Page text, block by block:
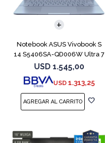
Notebook ASUS Vivobook S
14 S5406SA-QD006W Ultra 7
256V 1TB
USD 1.545,00
USD 1.313,25